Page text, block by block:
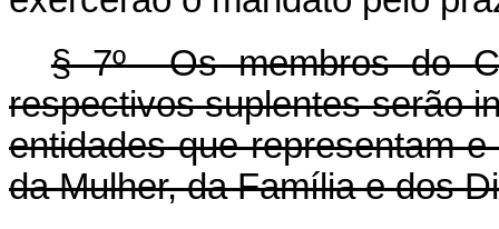
§ 7º Os membros do
respectivos suplentes serão
entidades que representam
da Mulher, da Família e dos